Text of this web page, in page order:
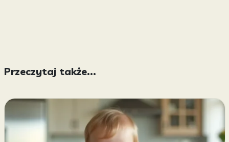
Przeczytaj także...